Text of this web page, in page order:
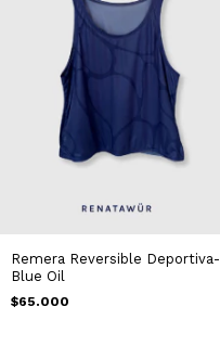
Remera Reversible Deportiva-
Blue Oil
$65.000